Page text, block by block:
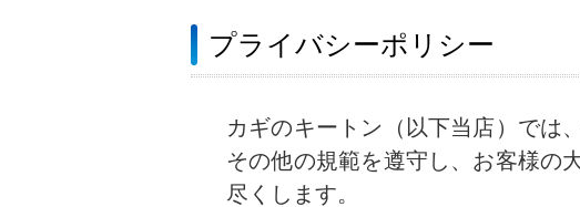
プライバシーポリシー
カギのキートン（以下当店）では
その他の規範を遵守し、お客様の
尽くします。